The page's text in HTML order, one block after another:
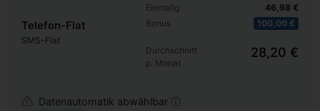
Telefon-Flat
SMS-Flat
Einmalig
Bonus
46,98 €
100,00 €
Durchschnitt
p. Monat
28,20 €
Datenautomatik abwählbar ⓘ